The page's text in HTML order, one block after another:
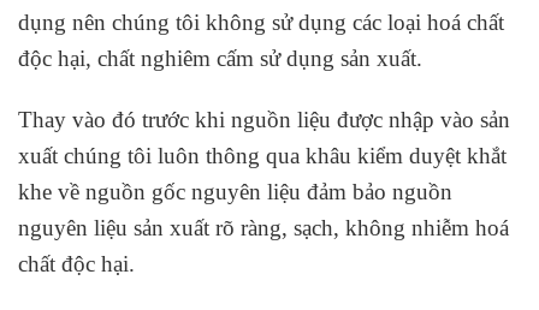
dụng nên chúng tôi không sử dụng các loại hoá chất
độc hại, chất nghiêm cấm sử dụng sản xuất.
Thay vào đó trước khi nguồn liệu được nhập vào sản
xuất chúng tôi luôn thông qua khâu kiểm duyệt khắt
khe về nguồn gốc nguyên liệu đảm bảo nguồn
nguyên liệu sản xuất rõ ràng, sạch, không nhiễm hoá
chất độc hại.